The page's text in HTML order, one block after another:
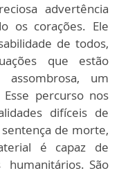
advertência
os corações. Ele
de todos,
que estão
assombrosa, um
percurso nos
difíceis de
de morte,
é capaz de
humanitários. São